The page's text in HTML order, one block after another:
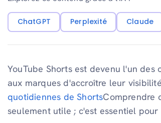
ChatGPT Perplexité Claude
YouTube Shorts est devenu l'un
aux marques d'accroître leur
quotidiennes de ShortsComprendre
seulement utile ; c'est essentiel pour